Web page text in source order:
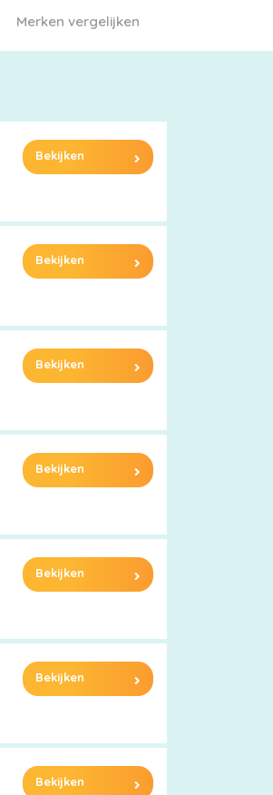
Merken vergelijken
Bekijken
Bekijken
Bekijken
Bekijken
Bekijken
Bekijken
Bekijken